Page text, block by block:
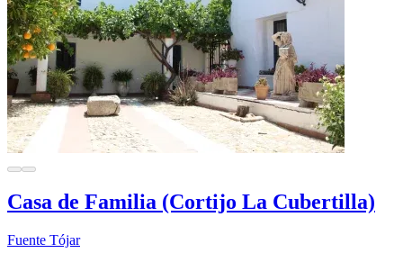
Casa de Familia (Cortijo La Cubertilla)
Fuente Tójar